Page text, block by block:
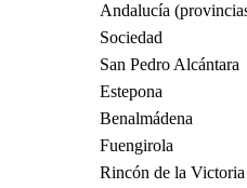
Andalucía
Sociedad
San Pedro Alcántara
Estepona
Benalmádena
Fuengirola
Rincón de la Victoria